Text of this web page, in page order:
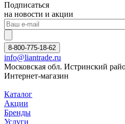
Подписаться
на новости и акции
8-800-775-18-62
info@liantrade.ru
Московская обл. Истринский
Интернет-магазин
Каталог
Акции
Бренды
Услуги